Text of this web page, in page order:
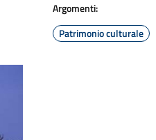
Argomenti:
Patrimonio culturale